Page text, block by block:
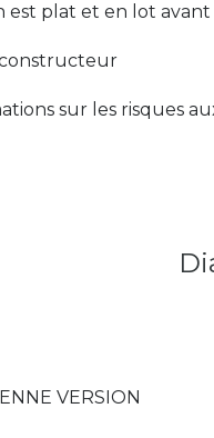
est plat et en lot avant
sur les risques
VERSION